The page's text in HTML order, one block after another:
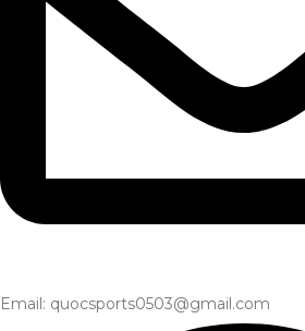
Email: quocsports0503@gmail.com